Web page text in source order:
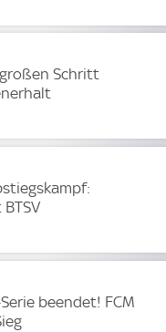
Schritt
beendet! FCM